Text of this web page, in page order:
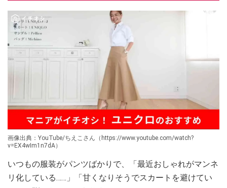
画像出典：YouTube/ちえこさん（https://www.youtube.com/watch?
v=EX4wIm1n7dA）
いつもの服装がパンツばかりで、「最近おしゃれがマンネ
リ化している……」「甘くなりそうでスカートを避けてい